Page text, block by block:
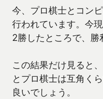
今、プロ棋士とコン
行われています。今
2勝したところで、勝
この結果だけ見ると
とプロ棋士は互角く
良いでしょう。